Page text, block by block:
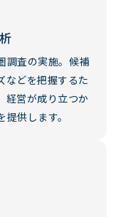
調査の実施。候補
などを把握するた
経営が成り立つか
供します。